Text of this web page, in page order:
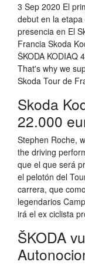
3 Sep 2020 El
debut en la
presencia en El
Francia Skoda
ŠKODA KODIAQ
That's why we
Skoda Tour de
Skoda
22.000
Stephen Roche,
the driving
que el que será
el pelotón del
carrera, que
legendarios
irá el ex ciclista
ŠKODA